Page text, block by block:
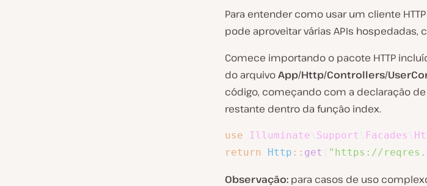
Para entender como usar um cliente
pode aproveitar várias APIs hospedadas,
Comece importando o pacote HTTP
do arquivoApp/Http/Controllers/
código, começando com a declaração
restante dentro da função index.
use Illuminate Support Facades
return
Http :: get "https://
Observação: para casos de uso